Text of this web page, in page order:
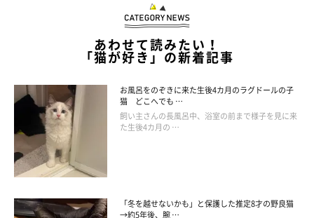
座っている3才のおまめちゃん
@omame_mamegram
過酷な状況にいたところを飼い主さんに保護されたおまめちゃ
あわせて読みたい！
「猫が好き」の新着記事
お風呂をのぞきに来た生後4カ月のラグドールの子
猫 どこへでも …
飼い主さんの長風呂中、浴室の前まで様子を見に来
た生後4カ月の …
「冬を越せないかも」と保護した推定8才の野良猫
→約5年後、腕 …